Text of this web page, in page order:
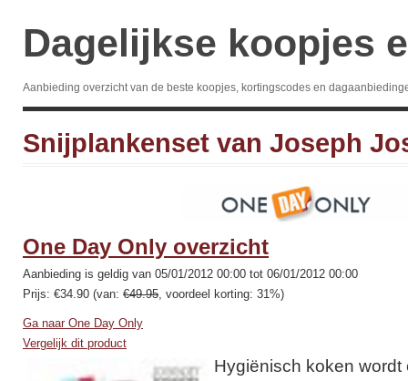
Dagelijkse koopjes
Aanbieding overzicht van de beste koopjes, kortingscodes en
Snijplankenset van Joseph
One Day Only overzicht
Aanbieding is geldig van 05/01/2012 00:00 tot 06/01/2012 00:00
Prijs: €34.90 (van: €49.95, voordeel korting: 31%)
Ga naar One Day Only
Vergelijk dit product
Hygiënisch koken